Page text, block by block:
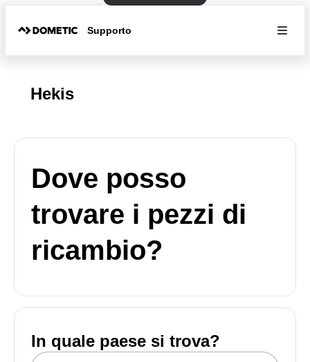
Supporto
Hekis
Dove posso
trovare i pezzi di
ricambio?
In quale paese si trova?